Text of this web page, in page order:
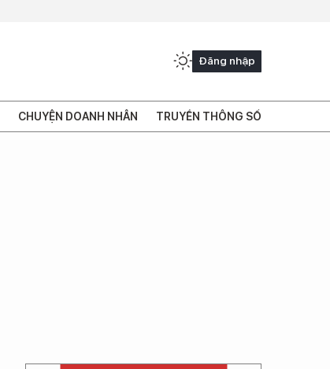
Đăng nhập
CHUYỆN DOANH NHÂN TRUYỀN THÔNG SỐ